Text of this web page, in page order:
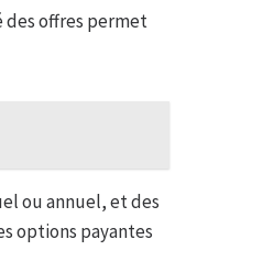
des offres permet
ou annuel, et des
options payantes